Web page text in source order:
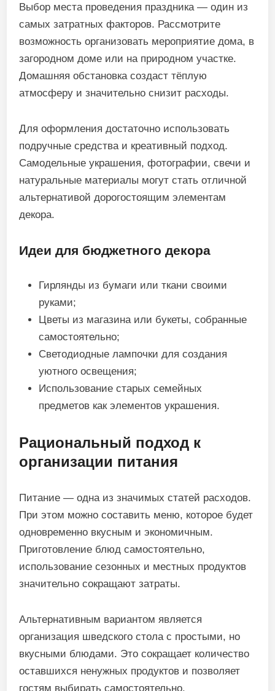
Выбор места проведения праздника — один из
самых затратных факторов. Рассмотрите
возможность организовать мероприятие дома, в
загородном доме или на природном участке.
Домашняя обстановка создаст тёплую
атмосферу и значительно снизит расходы.
Для оформления достаточно использовать
подручные средства и креативный подход.
Самодельные украшения, фотографии, свечи и
натуральные материалы могут стать отличной
альтернативой дорогостоящим элементам
декора.
Идеи для бюджетного декора
Гирлянды из бумаги или ткани своими
руками;
Цветы из магазина или букеты, собранные
самостоятельно;
Светодиодные лампочки для создания
уютного освещения;
Использование старых семейных
предметов как элементов украшения.
Рациональный подход к
организации питания
Питание — одна из значимых статей расходов.
При этом можно составить меню, которое будет
одновременно вкусным и экономичным.
Приготовление блюд самостоятельно,
использование сезонных и местных продуктов
значительно сокращают затраты.
Альтернативным вариантом является
организация шведского стола с простыми, но
вкусными блюдами. Это сокращает количество
оставшихся ненужных продуктов и позволяет
гостям выбирать самостоятельно.